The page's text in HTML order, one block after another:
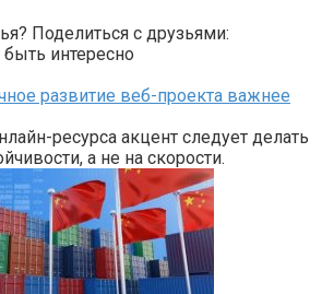
Поделиться с друзьями:
интересно
развитие веб-проекта важнее
ресурса акцент следует делать
а не на скорости.